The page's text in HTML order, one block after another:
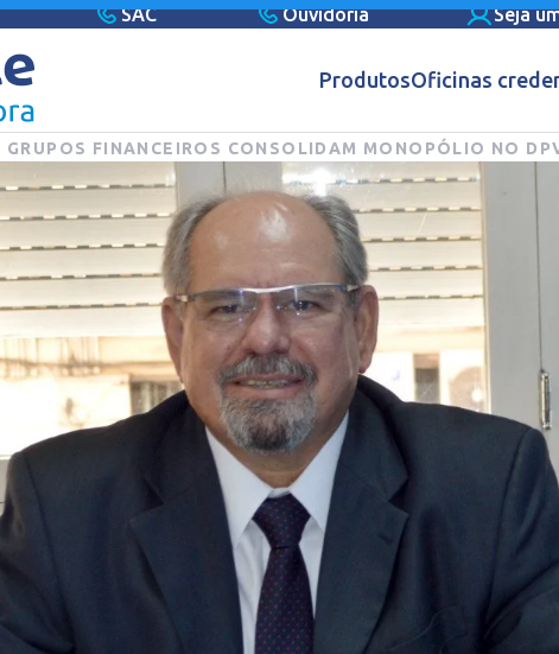
SAC Ouvidoria Seja
ProdutosOficinas
GRUPOS FINANCEIROS CONSOLIDAM MONOPÓLIO NO